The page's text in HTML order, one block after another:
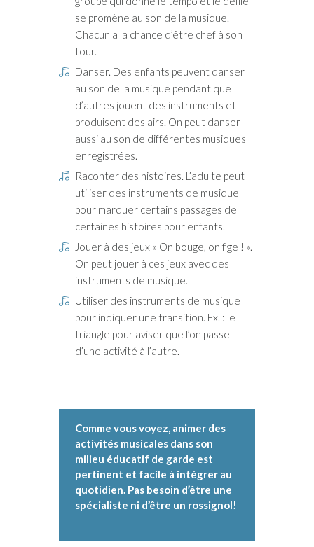
se promène au son de la musique.
Chacun a la chance d’être chef à son
tour.
Danser. Des enfants peuvent danser
au son de la musique pendant que
d’autres jouent des instruments et
produisent des airs. On peut danser
aussi au son de différentes musiques
enregistrées.
Raconter des histoires. L’adulte peut
utiliser des instruments de musique
pour marquer certains passages de
certaines histoires pour enfants.
Jouer à des jeux « On bouge, on fige ! ».
On peut jouer à ces jeux avec des
instruments de musique.
Utiliser des instruments de musique
pour indiquer une transition. Ex. : le
triangle pour aviser que l’on passe
d’une activité à l’autre.
Comme vous voyez, animer des
activités musicales dans son
milieu éducatif de garde est
pertinent et facile à intégrer au
quotidien. Pas besoin d’être une
spécialiste ni d’être un rossignol!